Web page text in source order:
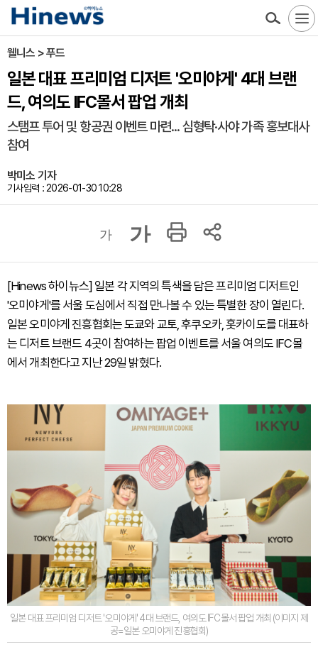
웰니스 > 푸드
일본 대표 프리미엄 디저트 '오미야게' 4대 브랜
드, 여의도 IFC몰서 팝업 개최
스탬프 투어 및 항공권 이벤트 마련... 심형탁·사야 가족 홍보대사
참여
박미소 기자
기사입력 : 2026-01-30 10:28
가 가
[Hinews 하이뉴스] 일본 각 지역의 특색을 담은 프리미엄 디저트인
'오미야게'를 서울 도심에서 직접 만나볼 수 있는 특별한 장이 열린다.
일본 오미야게 진흥협회는 도쿄와 교토, 후쿠오카, 홋카이도를 대표하
는 디저트 브랜드 4곳이 참여하는 팝업 이벤트를 서울 여의도 IFC몰
에서 개최한다고 지난 29일 밝혔다.
일본 대표 프리미엄 디저트 '오미야게' 4대 브랜드, 여의도 IFC몰서 팝업 개최 (이미지 제
공=일본 오미야게 진흥협회)